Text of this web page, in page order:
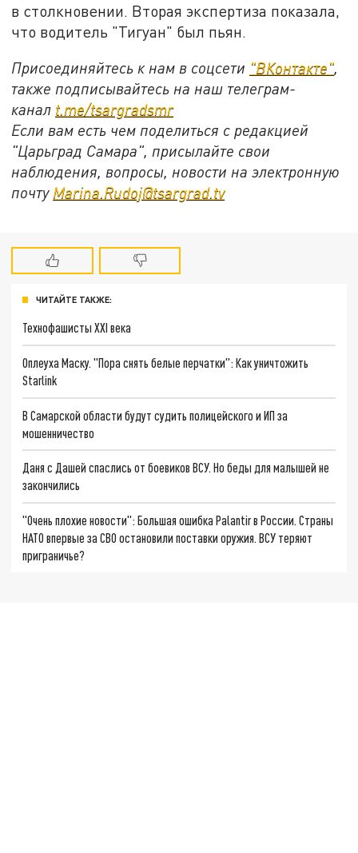
в столкновении. Вторая экспертиза показала,
что водитель "Тигуан" был пьян.
Присоединяйтесь к нам в соцсети "ВКонтакте",
также подписывайтесь на наш телеграм-
канал t.me/tsargradsmr
Если вам есть чем поделиться с редакцией
"Царьград Самара", присылайте свои
наблюдения, вопросы, новости на электронную
почту Marina.Rudoj@tsargrad.tv
ЧИТАЙТЕ ТАКЖЕ:
Технофашисты XXI века
Оплеуха Маску. "Пора снять белые перчатки": Как уничтожить
Starlink
В Самарской области будут судить полицейского и ИП за
мошенничество
Даня с Дашей спаслись от боевиков ВСУ. Но беды для малышей не
закончились
"Очень плохие новости": Большая ошибка Palantir в России. Страны
НАТО впервые за СВО остановили поставки оружия. ВСУ теряют
приграничье?